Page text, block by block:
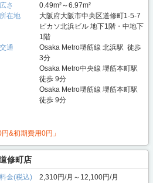
広さ
0.49m²～6.97m²
所在地
大阪府大阪市中央区道修町1-5-7
ピカソ北浜ビル 地下1階・中地下
1階
交通
Osaka Metro堺筋線 北浜駅 徒歩
3分
Osaka Metro中央線 堺筋本町駅
徒歩 9分
Osaka Metro堺筋線 堺筋本町駅
徒歩 9分
&初期費用0円」
修町店
料金(税込)
2,310円/月～12,100円/月